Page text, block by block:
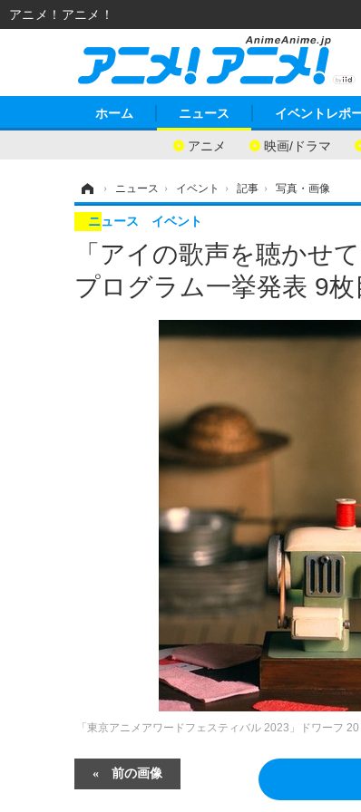
ホーム ニュース
アニメ 映画/ドラマ
イベントレポ
› ニュース › イベント › 記事 › 写真・画像
「アイの歌声を聴かせ
プログラム一挙発表 9
ニュース イベント
「東京アニメアワードフェスティバル 2023」ドワーフ
前の画像
アニメ！アニメ！